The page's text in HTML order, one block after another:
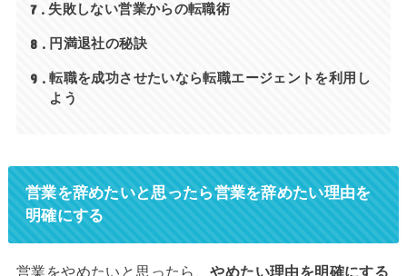
7 失敗しない営業からの転職術
8 円満退社の秘訣
9
転職を成功させたいなら転職エージェントを利用し
よう
営業を辞めたいと思ったら営業を辞めたい理由を
明確にする
営業をやめたいと思ったら、やめたい理由を明確にする